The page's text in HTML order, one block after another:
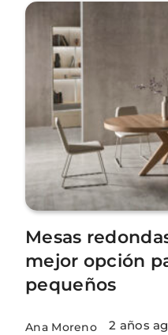
Mesas
mejor opción
pequeños
Ana Moreno 2 años